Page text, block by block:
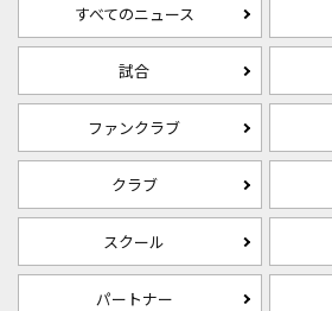
すべてのニュース
試合
ファンクラブ
クラブ
スクール
パートナー